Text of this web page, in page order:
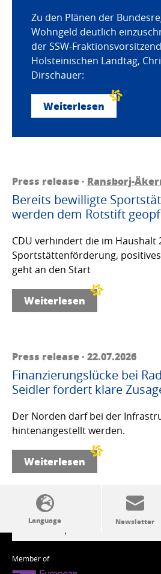
Zu den Plänen der
Wohngeld deutlich
der SSW-
Holsteinischen Landtag,
Dirschauer:
Weiterlesen
Press release · Ransborj-
Bereits bewilligte
werden dem Rotstift
CDU verhindert die im Haushalt
Sportstättenförderung,
geht an den Start
Weiterlesen
Press release · 22.07.2026
Finanzierungslücke bei
Seidler fordert klare
Der Norden darf bei der
hintenangestellt werden.
Weiterlesen
SSW politics from A to Z
Member of